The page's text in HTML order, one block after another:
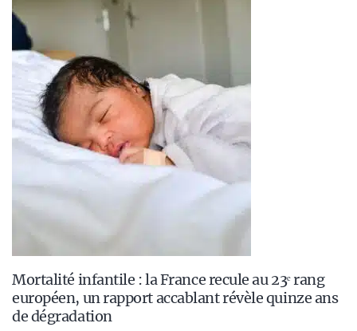
Mortalité infantile : la France recule au 23ᵉ rang
européen, un rapport accablant révèle quinze ans
de dégradation